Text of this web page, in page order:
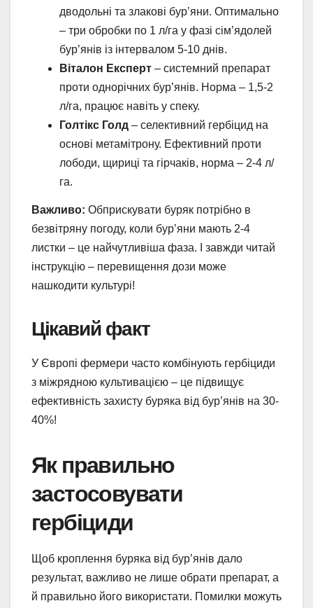
дводольні та злакові бур’яни. Оптимально
– три обробки по 1 л/га у фазі сім’ядолей
бур’янів із інтервалом 5-10 днів.
Віталон Експерт – системний препарат
проти однорічних бур’янів. Норма – 1,5-2
л/га, працює навіть у спеку.
Голтікс Голд – селективний гербіцид на
основі метамітрону. Ефективний проти
лободи, щириці та гірчаків, норма – 2-4 л/
га.
Важливо: Обприскувати буряк потрібно в
безвітряну погоду, коли бур’яни мають 2-4
листки – це найчутливіша фаза. І завжди читай
інструкцію – перевищення дози може
нашкодити культурі!
Цікавий факт
У Європі фермери часто комбінують гербіциди
з міжрядною культивацією – це підвищує
ефективність захисту буряка від бур’янів на 30-
40%!
Як правильно
застосовувати
гербіциди
Щоб кроплення буряка від бур’янів дало
результат, важливо не лише обрати препарат, а
й правильно його використати. Помилки можуть